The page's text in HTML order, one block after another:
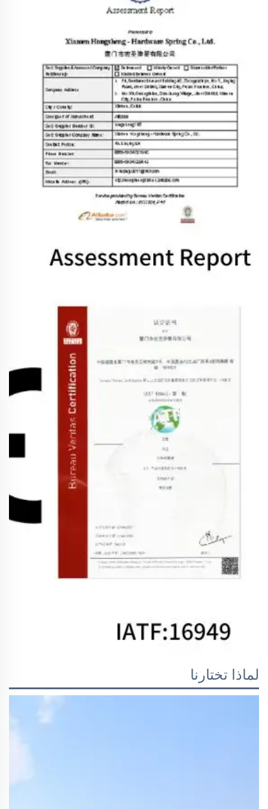
لماذا تختارنا